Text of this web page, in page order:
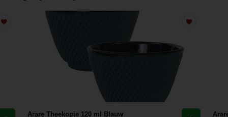
Arare Theekopje 120 ml Blauw